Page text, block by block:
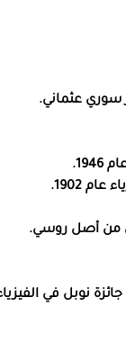
1902.